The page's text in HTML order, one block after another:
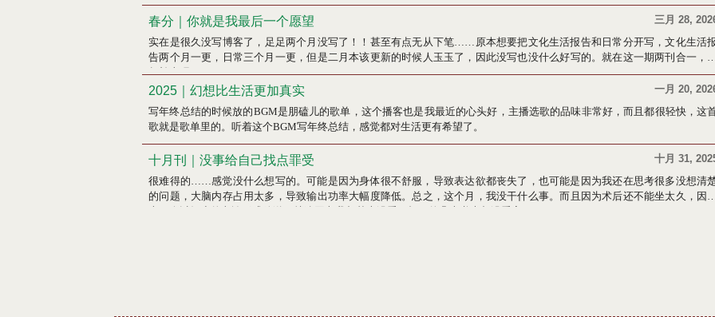
春分｜你就是我最后一个愿望
三月 28,
实在是很久没写博客了，足足两个月没写了！！甚至有点无从下笔……原本想要把文化生活报告和日常分开写，文化生活
告两个月一更，日常三个月一更，但是二月本该更新的时候人玉玉了，因此没写也没什么好写的。就在这一期两刊合一，一
起补上吧！
2025｜幻想比生活更加真实
一月 20,
写年终总结的时候放的BGM是朋磕儿的歌单，这个播客也是我最近的心头好，主播选歌的品味非常好，而且都很轻快，这
歌就是歌单里的。听着这个BGM写年终总结，感觉都对生活更有希望了。
十月刊｜没事给自己找点罪受
十月 31,
很难得的……感觉没什么想写的。可能是因为身体很不舒服，导致表达欲都丧失了，也可能是因为我还在思考很多没想清
的问题，大脑内存占用太多，导致输出功率大幅度降低。总之，这个月，我没干什么事。而且因为术后还不能坐太久，因此